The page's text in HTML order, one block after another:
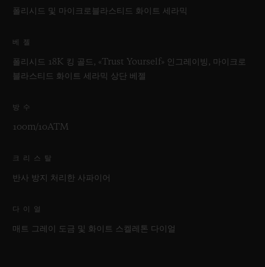
폴리시드 및 마이크로블라스티드 화이트 세라믹
베젤
폴리시드 18K 킹 골드, «Trust Yourself» 인그레이빙, 마이크로
블라스티드 화이트 세라믹 상단 베젤
방수
100m/10ATM
크리스탈
반사 방지 처리한 사파이어
다이얼
매트 그레이 도금 및 화이트 스켈레톤 다이얼